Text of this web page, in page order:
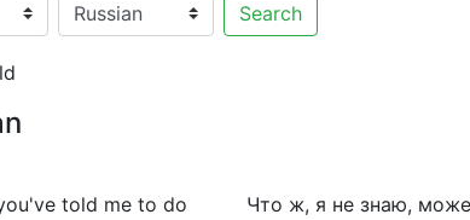
Search
told me to do
Что ж, я не знаю,